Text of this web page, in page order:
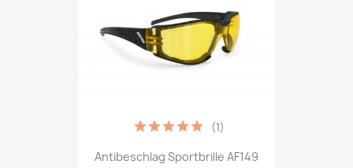
Antibeschlag Sportbrille AF149
(1)